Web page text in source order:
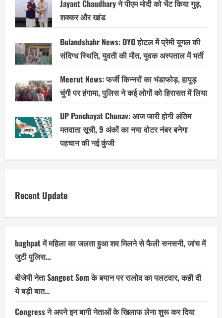
Jayant Chaudhary ने पीएम मोदी को भेंट किया गुड़,
शक्कर और खांड
Bulandshahr News: OYO होटल में प्रेमी युगल की
संदिग्ध स्थिति, युवती की मौत, युवक अस्पताल में भर्ती
Meerut News: फर्जी किन्नरों का भंडाफोड़, हापुड़
चुंगी पर हंगामा, पुलिस ने कई लोगों को हिरासत में लिया
UP Panchayat Chunav: आज जारी होगी अंतिम
मतदाता सूची, 9 अंकों का नया वोटर नंबर बनेगा
पहचान की नई कुंजी
Recent Update
baghpat में महिला का जलता हुआ शव मिलने से फैली सनसनी, जांच में
जुटी पुलिस…
बीजेपी नेता Sangeet Som के बयान पर रालोद का पलटवार, कही दी
ये बड़ी बात…
Congress ने अपने इन बागी नेताओं के खिलाफ लेना शुरू कर दिया